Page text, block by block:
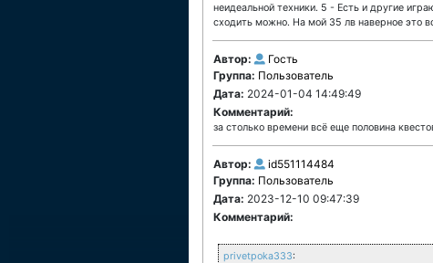
неидеальной техники. 5 - Есть и другие
сходить можно. На мой 35 лв наверное это
Автор:
Гость
Группа: Пользователь
Дата: 2024-01-04 14:49:49
Комментарий:
за столько времени всё еще половина
Автор:
id551114484
Группа: Пользователь
Дата: 2023-12-10 09:47:39
Комментарий:
privetpoka333: